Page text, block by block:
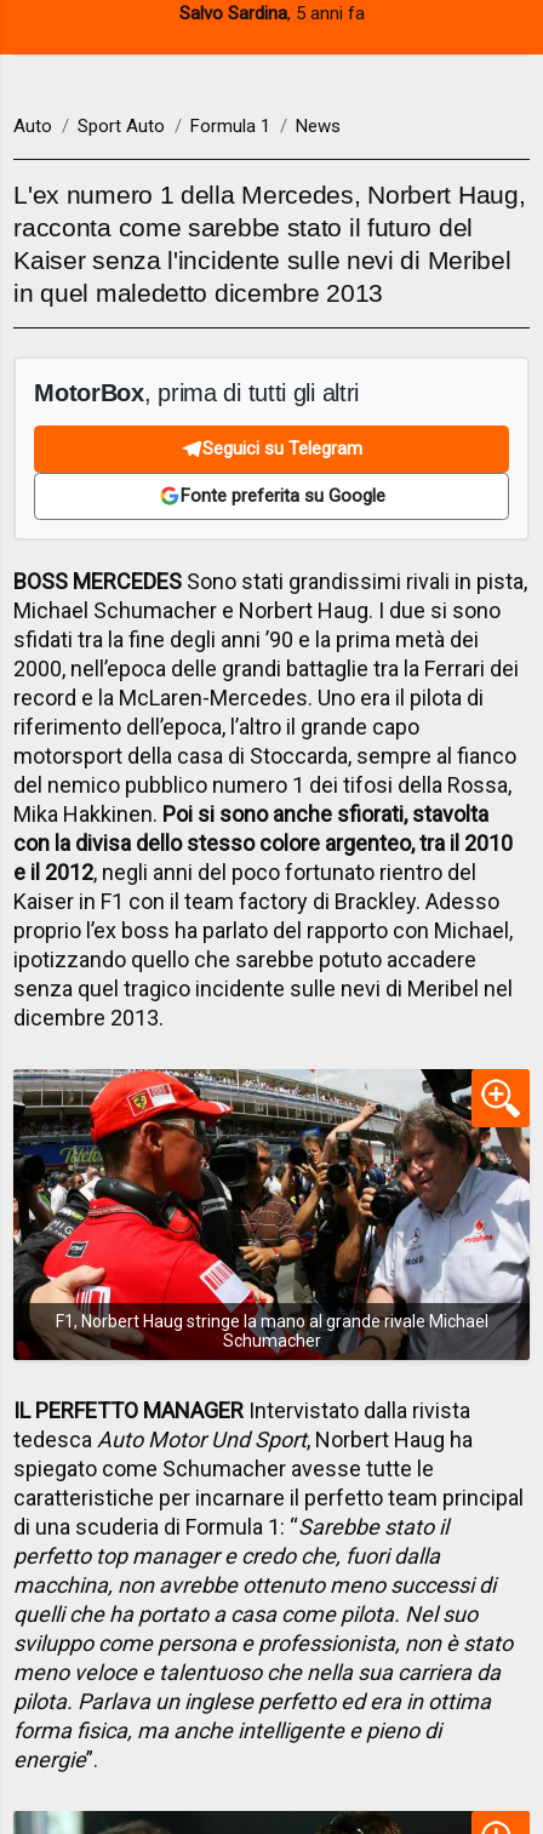
Salvo Sardina, 5 anni fa
Auto Sport Auto Formula 1 News
L'ex numero 1 della Mercedes, Norbert Haug,
racconta come sarebbe stato il futuro del
Kaiser senza l'incidente sulle nevi di Meribel
in quel maledetto dicembre 2013
MotorBox, prima di tutti gli altri
Seguici su Telegram
Fonte preferita su Google
BOSS MERCEDES Sono stati grandissimi rivali in pista,
Michael Schumacher e Norbert Haug. I due si sono
sfidati tra la fine degli anni ’90 e la prima metà dei
2000, nell’epoca delle grandi battaglie tra la Ferrari dei
record e la McLaren-Mercedes. Uno era il pilota di
riferimento dell’epoca, l’altro il grande capo
motorsport della casa di Stoccarda, sempre al fianco
del nemico pubblico numero 1 dei tifosi della Rossa,
Mika Hakkinen. Poi si sono anche sfiorati, stavolta
con la divisa dello stesso colore argenteo, tra il 2010
e il 2012, negli anni del poco fortunato rientro del
Kaiser in F1 con il team factory di Brackley. Adesso
proprio l’ex boss ha parlato del rapporto con Michael,
ipotizzando quello che sarebbe potuto accadere
senza quel tragico incidente sulle nevi di Meribel nel
dicembre 2013.
F1, Norbert Haug stringe la mano al grande rivale Michael
Schumacher
IL PERFETTO MANAGER Intervistato dalla rivista
tedesca Auto Motor Und Sport, Norbert Haug ha
spiegato come Schumacher avesse tutte le
caratteristiche per incarnare il perfetto team principal
di una scuderia di Formula 1: “Sarebbe stato il
perfetto top manager e credo che, fuori dalla
macchina, non avrebbe ottenuto meno successi di
quelli che ha portato a casa come pilota. Nel suo
sviluppo come persona e professionista, non è stato
meno veloce e talentuoso che nella sua carriera da
pilota. Parlava un inglese perfetto ed era in ottima
forma fisica, ma anche intelligente e pieno di
energie”.